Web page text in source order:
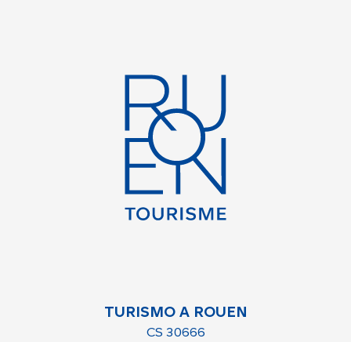
TURISMO A ROUEN
CS 30666